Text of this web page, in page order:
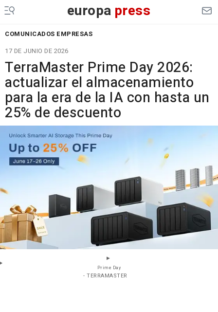
europa press
COMUNICADOS EMPRESAS
17 DE JUNIO DE 2026
TerraMaster Prime Day 2026:
actualizar el almacenamiento
para la era de la IA con hasta un
25% de descuento
Prime Day
- TERRAMASTER